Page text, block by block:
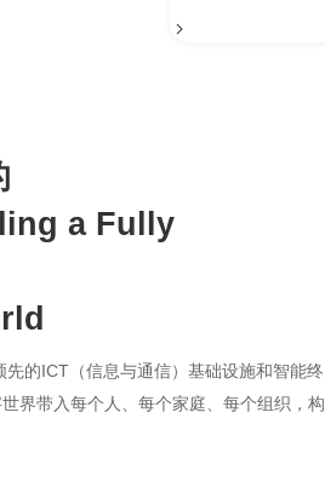
a Fully
的ICT（信息与通信）基础设施和智能终
界带入每个人、每个家庭、每个组织，构